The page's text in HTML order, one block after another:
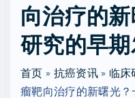
c
h
f
r
向治疗的
研究的早
首页 » 抗癌资讯» 临床
瘤靶向治疗的新曙光